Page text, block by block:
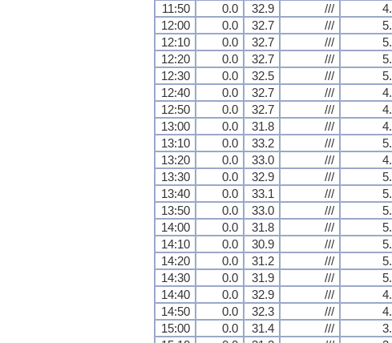
11:50
0.0 32.9 ///
12:00
0.0 32.7 ///
12:10
0.0 32.7 ///
12:20
0.0 32.7 ///
12:30
0.0 32.5 ///
12:40
0.0 32.7 ///
12:50
0.0 32.7 ///
13:00
0.0 31.8 ///
13:10
0.0 33.2 ///
13:20
0.0 33.0 ///
13:30
0.0 32.9 ///
13:40
0.0 33.1 ///
13:50
0.0 33.0 ///
14:00
0.0 31.8 ///
14:10
0.0 30.9 ///
14:20
0.0 31.2 ///
14:30
0.0 31.9 ///
14:40
0.0 32.9 ///
14:50
0.0 32.3 ///
15:00
0.0 31.4 ///